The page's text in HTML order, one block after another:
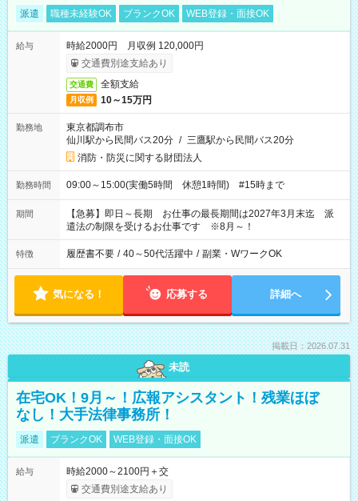
派遣 職種未経験OK ブランクOK WEB登録・面接OK
給与
時給2000円 月収例 120,000円
交通費別途支給あり
交通費 全額支給
月収例 10～15万円
勤務地
東京都調布市
仙川駅から民間バス20分 / 三鷹駅から民間バス20分
消防・防災に関する財団法人
勤務時間 09:00～15:00(実働5時間 休憩1時間) #15時まで
期間
【急募】即日～長期 お仕事の最長期間は2027年3月末迄 派
遣法の制限を受けるお仕事です ※8月～！
特徴 履歴書不要 / 40～50代活躍中 / 副業・WワークOK
気になる！ 応募する 詳細へ
掲載日：2026.07.31
未読
在宅OK！9月～！広報アシスタント！残業ほぼ
なし！大手法律事務所！
派遣 ブランクOK WEB登録・面接OK
給与
時給2000～2100円＋交
交通費別途支給あり